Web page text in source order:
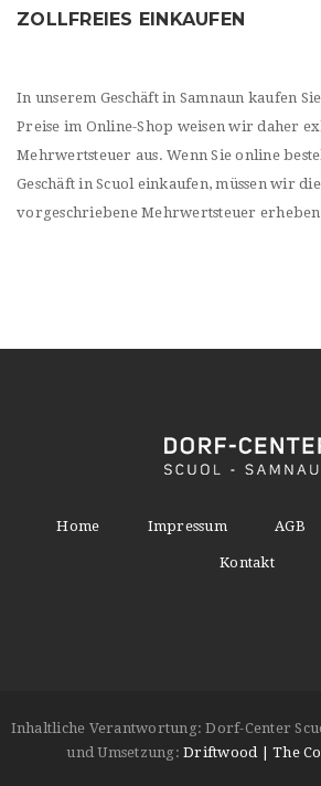
ZOLLFREIES EINKAUFEN
In unserem Geschäft in Samnaun kaufen
Preise im Online-Shop weisen wir daher
Mehrwertsteuer aus. Wenn Sie online
Geschäft in Scuol einkaufen, müssen wir
vorgeschriebene Mehrwertsteuer
Home Impressum AGB
Kontakt
Inhaltliche Verantwortung: Dorf-Center
und Umsetzung: Driftwood | The